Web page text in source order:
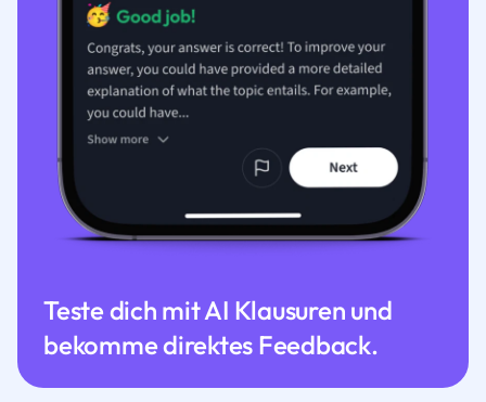
Teste dich mit AI Klausuren und
bekomme direktes Feedback.